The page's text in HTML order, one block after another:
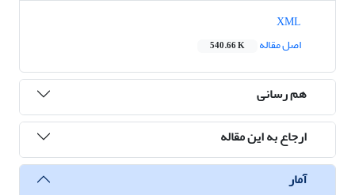
اصل مقاله
540.66 K
هم رسانی
ارجاع به این مقاله
آمار